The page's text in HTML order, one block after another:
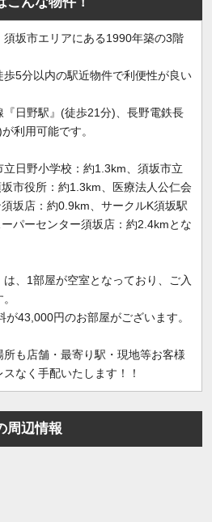
須坂市エリアにある1990年築の3階
5分以内の駅近物件で利便性が良い
日野駅』(徒歩21分)、長野電鉄長
利用可能です。
日野小学校：約1.3km、須坂市立
市役所：約1.3km、医療法人公仁会
坂店：約0.9km、サークルK須坂駅
パーセンター須坂店：約2.4kmとな
、1部屋が空室となっており、ご入
43,000円のお部屋がございます。
も店舗・最寄り駅・現地等お客様
なく手配いたします！！
周辺情報